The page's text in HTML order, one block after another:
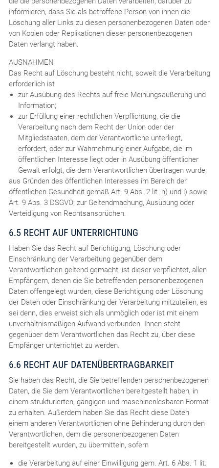
informieren, dass Sie als betroffene Person von ihnen die
Löschung aller Links zu diesen personenbezogenen Daten oder
von Kopien oder Replikationen dieser personenbezogenen
Daten verlangt haben.
AUSNAHMEN
Das Recht auf Löschung besteht nicht, soweit die Verarbeitung
erforderlich ist
zur Ausübung des Rechts auf freie Meinungsäußerung und
Information;
zur Erfüllung einer rechtlichen Verpflichtung, die die
Verarbeitung nach dem Recht der Union oder der
Mitgliedstaaten, dem der Verantwortliche unterliegt,
erfordert, oder zur Wahrnehmung einer Aufgabe, die im
öffentlichen Interesse liegt oder in Ausübung öffentlicher
Gewalt erfolgt, die dem Verantwortlichen übertragen wurde;
aus Gründen des öffentlichen Interesses im Bereich der
öffentlichen Gesundheit gemäß Art. 9 Abs. 2 lit. h) und i) sowie
Art. 9 Abs. 3 DSGVO; zur Geltendmachung, Ausübung oder
Verteidigung von Rechtsansprüchen.
6.5 RECHT AUF UNTERRICHTUNG
Haben Sie das Recht auf Berichtigung, Löschung oder
Einschränkung der Verarbeitung gegenüber dem
Verantwortlichen geltend gemacht, ist dieser verpflichtet, allen
Empfängern, denen die Sie betreffenden personenbezogenen
Daten offengelegt wurden, diese Berichtigung oder Löschung
der Daten oder Einschränkung der Verarbeitung mitzuteilen, es
sei denn, dies erweist sich als unmöglich oder ist mit einem
unverhältnismäßigen Aufwand verbunden. Ihnen steht
gegenüber dem Verantwortlichen das Recht zu, über diese
Empfänger unterrichtet zu werden.
6.6 RECHT AUF DATENÜBERTRAGBARKEIT
Sie haben das Recht, die Sie betreffenden personenbezogenen
Daten, die Sie dem Verantwortlichen bereitgestellt haben, in
einem strukturierten, gängigen und maschinenlesbaren Format
zu erhalten. Außerdem haben Sie das Recht diese Daten
einem anderen Verantwortlichen ohne Behinderung durch den
Verantwortlichen, dem die personenbezogenen Daten
bereitgestellt wurden, zu übermitteln, sofern
die Verarbeitung auf einer Einwilligung gem. Art. 6 Abs. 1 lit.